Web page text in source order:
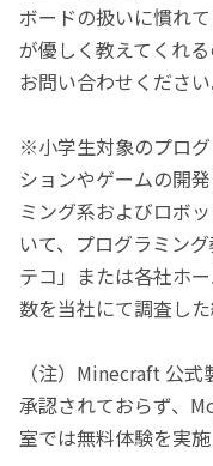
ボードの扱いに慣れ
が優しく教えてくれ
お問い合わせください
※小学生対象のプロ
ションやゲームの開
ミング系およびロボ
いて、プログラミン
テコ」または各社ホ
数を当社にて調査し
（注）Minecraft 公
承認されておらず、
室では無料体験を実